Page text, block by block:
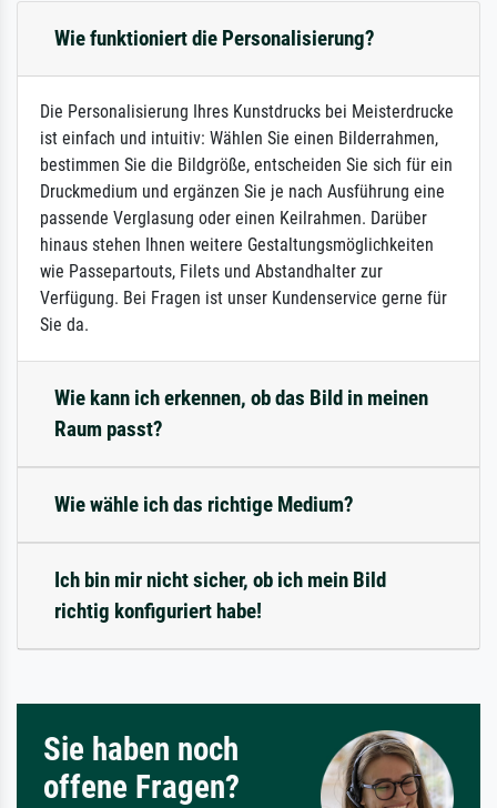
Wie funktioniert die Personalisierung?
Die Personalisierung Ihres Kunstdrucks bei Meisterdrucke
ist einfach und intuitiv: Wählen Sie einen Bilderrahmen,
bestimmen Sie die Bildgröße, entscheiden Sie sich für ein
Druckmedium und ergänzen Sie je nach Ausführung eine
passende Verglasung oder einen Keilrahmen. Darüber
hinaus stehen Ihnen weitere Gestaltungsmöglichkeiten
wie Passepartouts, Filets und Abstandhalter zur
Verfügung. Bei Fragen ist unser Kundenservice gerne für
Sie da.
Wie kann ich erkennen, ob das Bild in meinen
Raum passt?
Wie wähle ich das richtige Medium?
Ich bin mir nicht sicher, ob ich mein Bild
richtig konfiguriert habe!
Sie haben noch
offene Fragen?